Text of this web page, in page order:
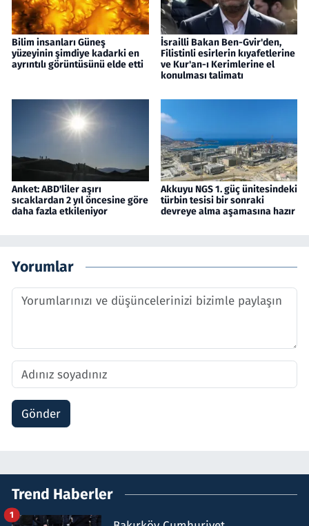
Bilim insanları Güneş
yüzeyinin şimdiye kadarki en
ayrıntılı görüntüsünü elde etti
İsrailli Bakan Ben-Gvir'den,
Filistinli esirlerin kıyafetlerine
ve Kur'an-ı Kerimlerine el
konulması talimatı
Anket: ABD'liler aşırı
sıcaklardan 2 yıl öncesine göre
daha fazla etkileniyor
Akkuyu NGS 1. güç ünitesindeki
türbin tesisi bir sonraki
devreye alma aşamasına hazır
Yorumlar
Gönder
Trend Haberler
1